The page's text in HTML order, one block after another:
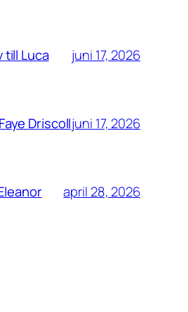
till Luca juni 17, 2026
Driscolljuni 17, 2026
april 28, 2026